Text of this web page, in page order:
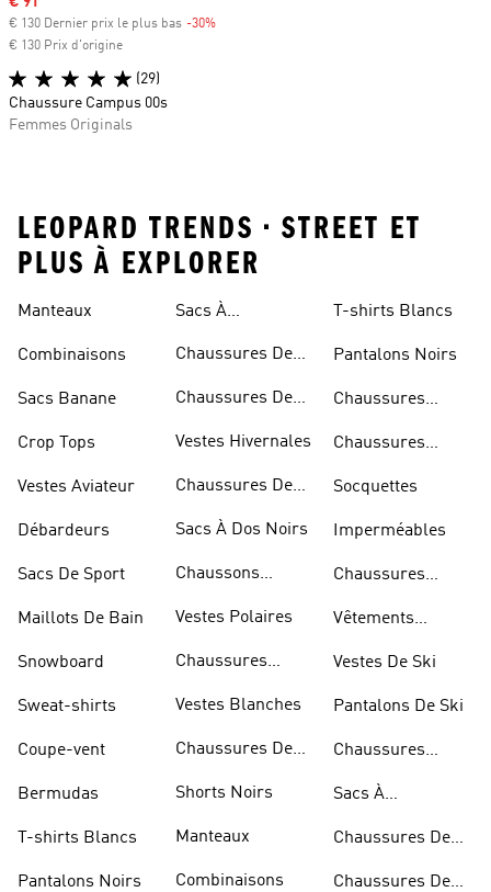
€ 130 Dernier prix le plus bas -30%
€ 130 Prix d'origine
(29)
Chaussure Campus 00s
Femmes Originals
LEOPARD TRENDS • STREET ET
PLUS À EXPLORER
Manteaux
Combinaisons
Sacs Banane
Crop Tops
Vestes Aviateur
Débardeurs
Sacs De Sport
Maillots De Bain
Snowboard
Sweat-shirts
Coupe-vent
Bermudas
T-shirts Blancs
Pantalons Noirs
Sacs À
Chaussures De
Chaussures De
Vestes Hivernales
Chaussures De
Sacs À Dos Noirs
Chaussons
Vestes Polaires
Chaussures
Vestes Blanches
Chaussures De
Shorts Noirs
Manteaux
Combinaisons
T-shirts Blancs
Pantalons Noirs
Chaussures
Chaussures
Socquettes
Imperméables
Chaussures
Vêtements
Vestes De Ski
Pantalons De Ski
Chaussures
Sacs À
Chaussures De
Chaussures De